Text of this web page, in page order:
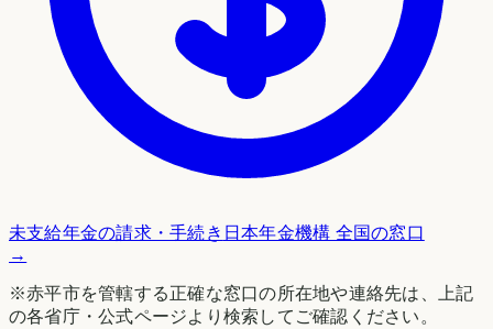
未支給年金の請求・手続き 日本年金機構 全国の窓口
→
※赤平市を管轄する正確な窓口の所在地や連絡先は、上記
の各省庁・公式ページより検索してご確認ください。